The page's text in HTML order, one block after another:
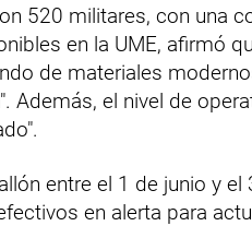
520 militares, con una
en la UME, afirmó
de materiales
Además, el nivel de
entre el 1 de junio y
en alerta para